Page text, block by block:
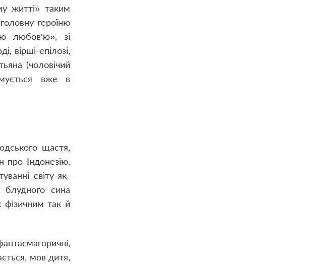
житті» таким
героїню
любов’ю», зі
вірші-епілозі,
(чоловічий
вже в
щастя,
про Індонезію,
світу-як-
блудного сина
фізичним так й
мов дитя,